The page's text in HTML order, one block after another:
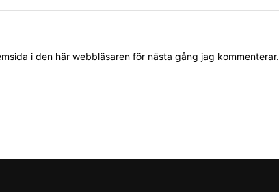
i den här webbläsaren för nästa gång jag kommenterar.